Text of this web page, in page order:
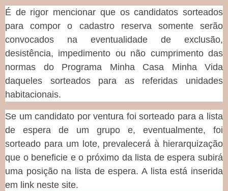
É de rigor mencionar que os candidatos sorteados
para compor o cadastro reserva somente serão
convocados na eventualidade de exclusão,
desistência, impedimento ou não cumprimento das
normas do Programa Minha Casa Minha Vida
daqueles sorteados para as referidas unidades
habitacionais.
Se um candidato por ventura foi sorteado para a lista
de espera de um grupo e, eventualmente, foi
sorteado para um lote, prevalecerá à hierarquização
que o beneficie e o próximo da lista de espera subirá
uma posição na lista de espera. A lista está inserida
em link neste site.